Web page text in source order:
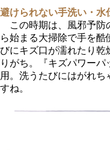
避けられない手洗い・水
この時期は、風邪予防
ら始まる大掃除で手を
びにキズ口が濡れたり乾
りがち。『キズパワー
用。洗うたびにはがれ
すね。